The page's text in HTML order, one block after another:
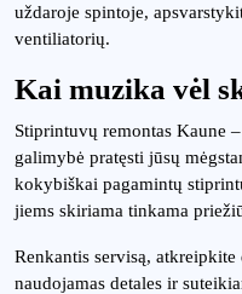
uždaroje spintoje,
ventiliatorių.
Kai muzika vėl
Stiprintuvų remontas Kaune
galimybė pratęsti jūsų
kokybiškai pagamintų
jiems skiriama tinkama
Renkantis servisą,
naudojamas detales ir